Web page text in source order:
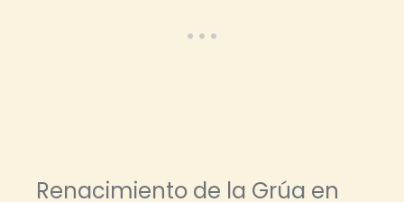
Renacimiento de la Grúa en